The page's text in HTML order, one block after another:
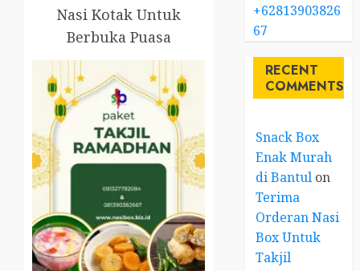
Nasi Kotak Untuk
Berbuka Puasa
+62813903826
67
RECENT
COMMENTS
Snack Box
Enak Murah
di Bantul on
Terima
Orderan Nasi
Box Untuk
Takjil